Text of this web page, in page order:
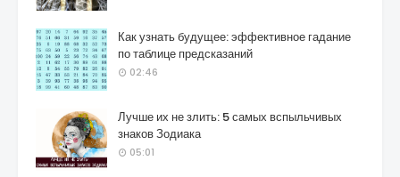
Как узнать будущее: эффективное гадание
по таблице предсказаний
02:46
Лучше их не злить: 5 самых вспыльчивых
знаков Зодиака
05:01